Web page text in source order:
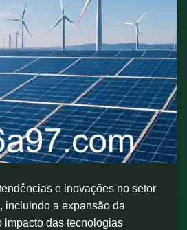
e inovações no setor
incluindo a expansão da
impacto das tecnologias